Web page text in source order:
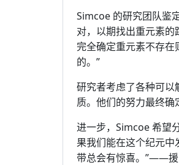
Simcoe 的研究团队鉴
对，以期找出重元素
完全确定重元素不存在
的。”
研究者考虑了各种可
质。他们的努力最终确
进一步，Simcoe 希望
果我们能在这个纪元中
带总会有惊喜。”——援